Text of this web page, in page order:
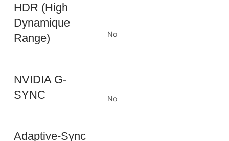
HDR (High
Dynamique
Range)
No
NVIDIA G-
SYNC
No
Adaptive-Sync